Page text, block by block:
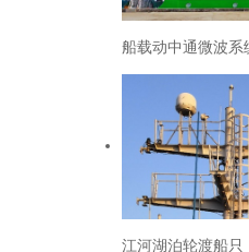
船载动中通微波系
江河湖泊轮渡船只